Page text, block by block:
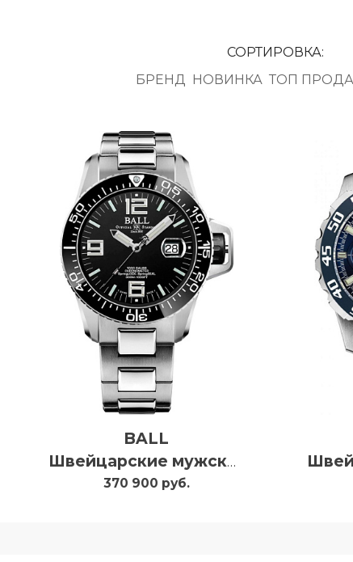
СОРТИРОВКА:
БРЕНД НОВИНКА ТОП
BALL
Швейцарские мужские часы Ball Engineer Hydrocarbon Eod DM3200A-S2C-BK
370 900 руб.